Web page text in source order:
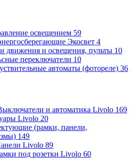
освещением 59
Экосвет 4
движения и освещения, пульты 10
переключатели 10
автоматы (фотореле) 36
и автоматика Livolo 169
Livolo 20
(рамки, панели,
149
Livolo 89
под розетки Livolo 60